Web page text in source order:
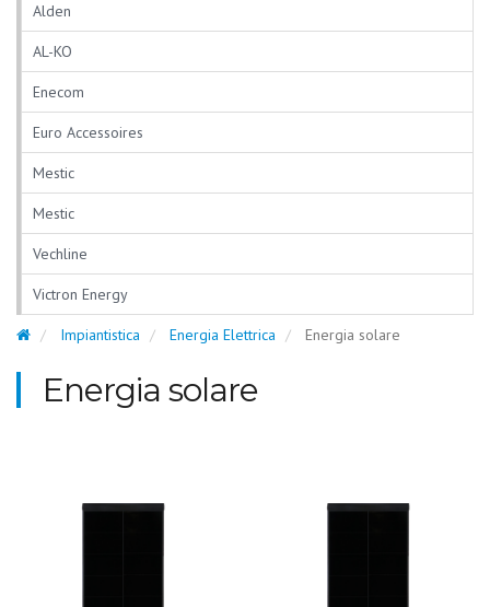
Alden
AL-KO
Enecom
Euro Accessoires
Mestic
Mestic
Vechline
Victron Energy
Impiantistica Energia Elettrica Energia solare
Energia solare